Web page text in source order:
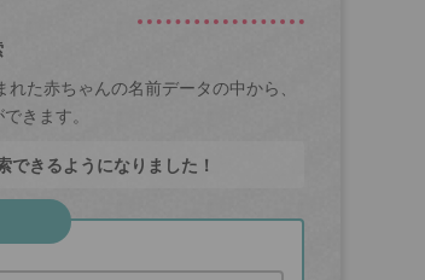
た赤ちゃんの名前データの中から、
きます。
できるようになりました！